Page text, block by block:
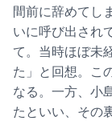
間前に辞めてし
いに呼び出され
て。当時ほぼ未
た」と回想。こ
なる。一方、小
たといい、その